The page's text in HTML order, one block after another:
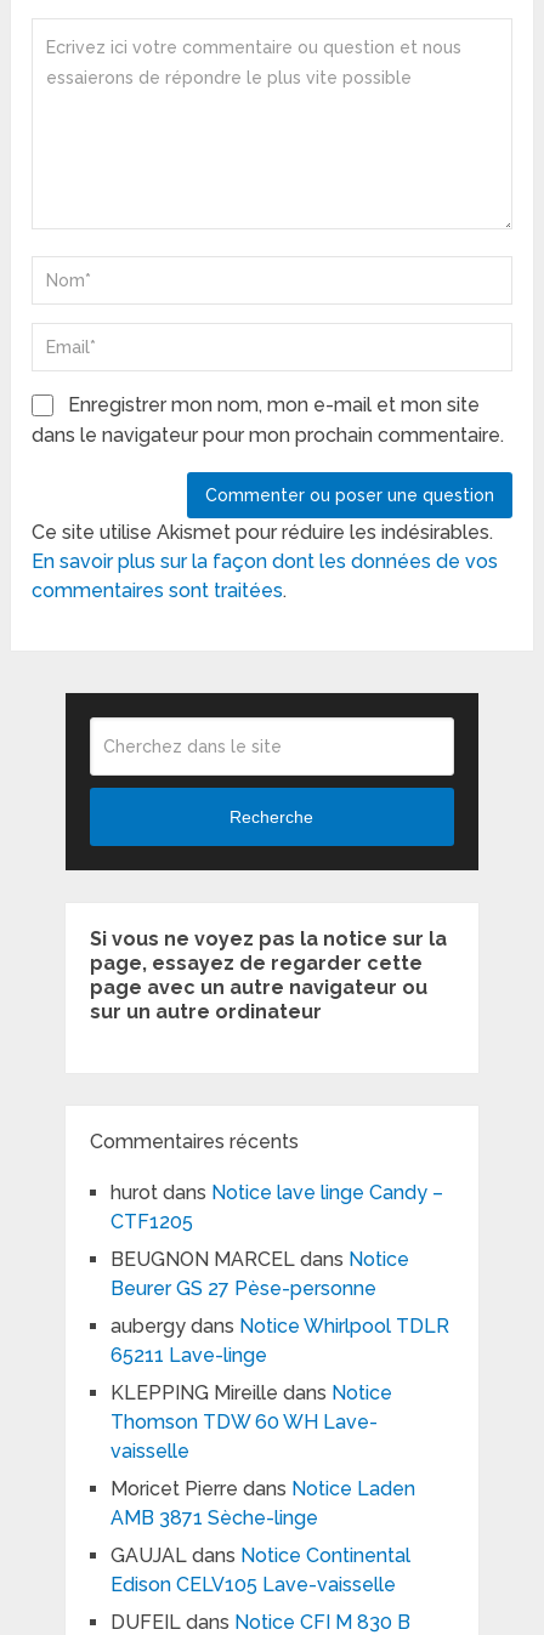
Enregistrer mon nom, mon e-mail et mon site
dans le navigateur pour mon prochain commentaire.
Ce site utilise Akismet pour réduire les indésirables.
En savoir plus sur la façon dont les données de vos
commentaires sont traitées.
Recherche
Si vous ne voyez pas la notice sur la
page, essayez de regarder cette
page avec un autre navigateur ou
sur un autre ordinateur
Commentaires récents
hurotdans Notice lave linge Candy –
CTF1205
BEUGNON MARCELdans Notice
Beurer GS 27 Pèse-personne
aubergydans Notice Whirlpool TDLR
65211 Lave-linge
KLEPPING Mireille dans Notice
Thomson TDW 60 WH Lave-
vaisselle
Moricet Pierre dans Notice Laden
AMB 3871 Sèche-linge
GAUJALdans Notice Continental
Edison CELV105 Lave-vaisselle
DUFEILdans Notice CFI M 830 B